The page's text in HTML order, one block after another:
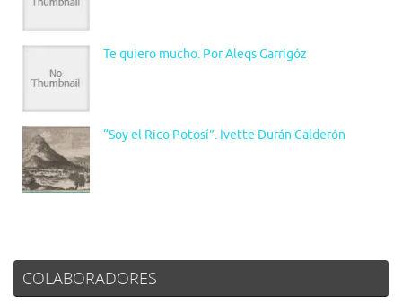
Te quiero mucho. Por Aleqs Garrigóz
“Soy el Rico Potosí”. Ivette Durán Calderón
COLABORADORES